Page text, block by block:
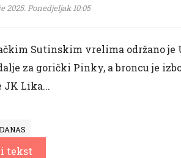
2025. Ponedjeljak 10:05
Sutinskim vrelima održano
za gorički Pinky, a broncu je
JK Lika...
tekst